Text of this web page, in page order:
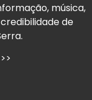
música,
de